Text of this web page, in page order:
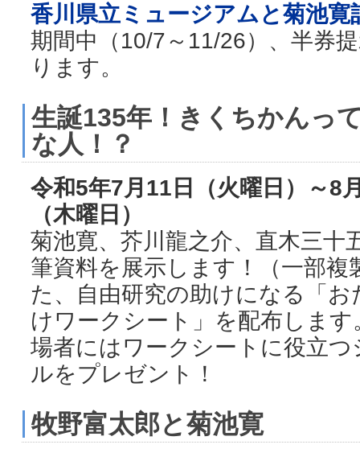
香川県立ミュージアムと菊池寛
期間中（10/7～11/26）、半券
ります。
生誕135年！きくちかんっ
な人！？
令和5年7月11日（火曜日）～8
（木曜日）
菊池寛、芥川龍之介、直木三十
筆資料を展示します！（一部複
た、自由研究の助けになる「お
けワークシート」を配布します
場者にはワークシートに役立つ
ルをプレゼント！
牧野富太郎と菊池寛